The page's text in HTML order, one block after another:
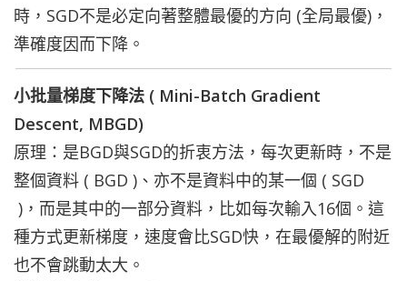
時，SGD不是必定向著整體最優的方向 (全局最優)，
準確度因而下降。
小批量梯度下降法 ( Mini-Batch Gradient
Descent, MBGD)
原理：是BGD與SGD的折衷方法，每次更新時，不是
整個資料 ( BGD )、亦不是資料中的某一個 ( SGD
)，而是其中的一部分資料，比如每次輸入16個。這
種方式更新梯度，速度會比SGD快，在最優解的附近
也不會跳動太大。